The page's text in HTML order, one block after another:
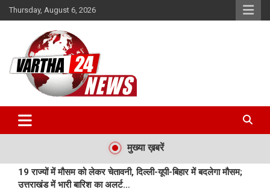
Skip
to
Thursday, August 6, 2026
Vartha 24
मुख्या ख़बरें
19 राज्यों में मौसम को लेकर चेतावनी, दिल्ली-यूपी-बिहार में बदलेगा मौसम;
उत्तराखंड में भारी बारिश का अलर्ट…